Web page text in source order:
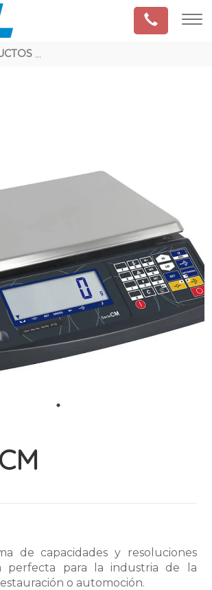
de capacidades y resoluciones
perfecta para la industria de la
o automoción.